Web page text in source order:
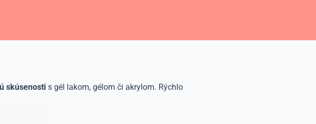
skúsenosti s gél lakom, gélom či akrylom. Rýchlo